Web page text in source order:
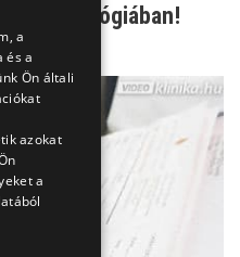
az urológiában!
a
és a
Ön általi
azokat
a